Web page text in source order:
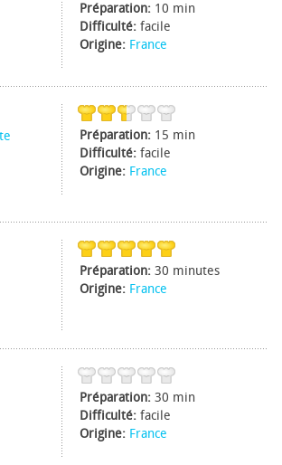
Préparation: 10 min
Difficulté: facile
Origine: France
Préparation: 15 min
Difficulté: facile
Origine: France
Préparation: 30 minutes
Origine: France
Préparation: 30 min
Difficulté: facile
Origine: France